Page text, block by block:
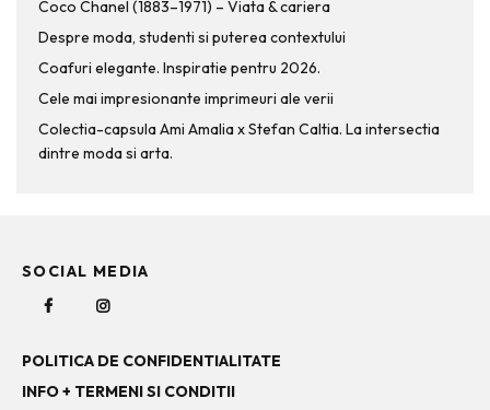
Coco Chanel (1883–1971) – Viata & cariera
Despre moda, studenti si puterea contextului
Coafuri elegante. Inspiratie pentru 2026.
Cele mai impresionante imprimeuri ale verii
Colectia-capsula Ami Amalia x Stefan Caltia. La intersectia
dintre moda si arta.
SOCIAL MEDIA
POLITICA DE CONFIDENTIALITATE
INFO + TERMENI SI CONDITII